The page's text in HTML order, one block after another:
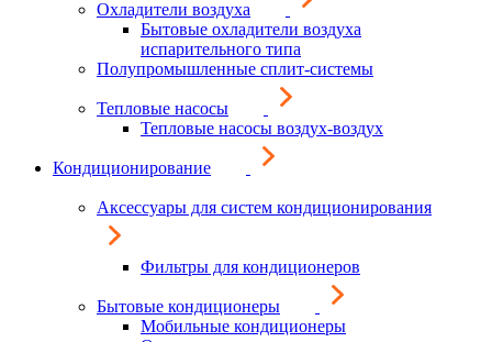
Охладители воздуха
Бытовые охладители воздуха
испарительного типа
Полупромышленные сплит-системы
Тепловые насосы
Тепловые насосы воздух-воздух
Кондиционирование
Аксессуары для систем кондиционирования
Фильтры для кондиционеров
Бытовые кондиционеры
Мобильные кондиционеры